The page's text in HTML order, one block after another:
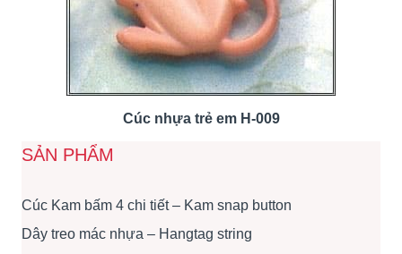
Cúc nhựa trẻ em H-009
SẢN PHẨM
Cúc Kam bấm 4 chi tiết – Kam snap button
Dây treo mác nhựa – Hangtag string